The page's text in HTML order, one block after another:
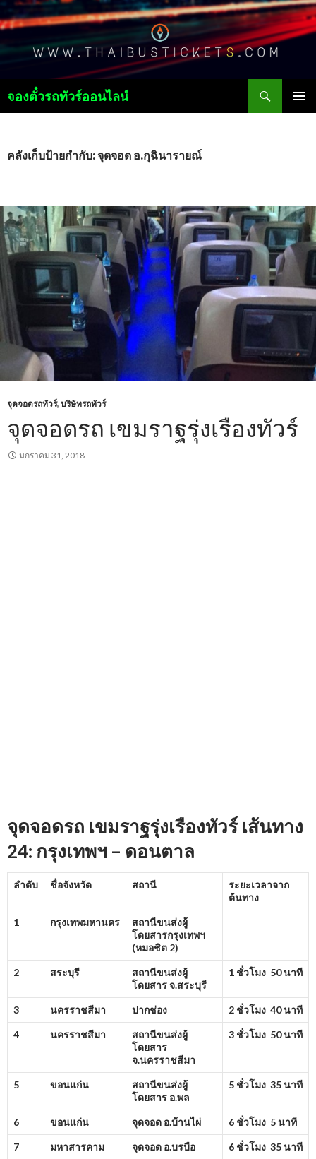
จองตั๋วรถทัวร์ออนไลน์
เนื้อหา
คลังเก็บป้ายกำกับ: จุดจอด อ.กุฉินารายณ์
จุดจอดรถทัวร์, บริษัทรถทัวร์
จุดจอดรถ เขมราฐรุ่งเรืองทัวร์
มกราคม 31, 2018
จุดจอดรถ เขมราฐรุ่งเรืองทัวร์ เส้นทาง
24: กรุงเทพฯ – ดอนตาล
ลำดับ ชื่อจังหวัด สถานี
ระยะเวลาจาก
ต้นทาง
1 กรุงเทพมหานคร
สถานีขนส่งผู้
โดยสารกรุงเทพฯ
(หมอชิต 2)
2 สระบุรี
สถานีขนส่งผู้
โดยสาร จ.สระบุรี
1 ชั่วโมง 50 นาที
3 นครราชสีมา ปากช่อง 2 ชั่วโมง 40 นาที
4 นครราชสีมา
สถานีขนส่งผู้
โดยสาร
จ.นครราชสีมา
3 ชั่วโมง 50 นาที
5 ขอนแก่น
สถานีขนส่งผู้
โดยสาร อ.พล
5 ชั่วโมง 35 นาที
6 ขอนแก่น จุดจอด อ.บ้านไผ่ 6 ชั่วโมง 5 นาที
7 มหาสารคาม จุดจอด อ.บรบือ 6 ชั่วโมง 35 นาที